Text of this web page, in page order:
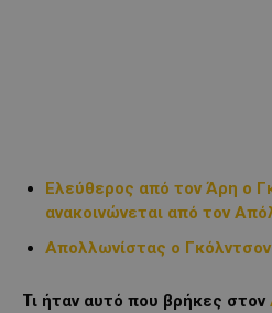
Ελεύθερος από τον Άρη ο
ανακοινώνεται από τον
Απολλωνίστας ο
Τι ήταν αυτό που βρήκες στον